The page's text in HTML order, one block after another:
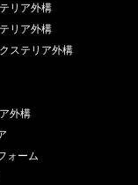
リア外構
リア外構
ステリア外構
外構
ォーム